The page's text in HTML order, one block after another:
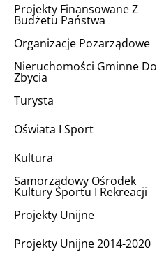
Projekty Finansowane Z
Budżetu Państwa
Organizacje Pozarządowe
Nieruchomości Gminne Do
Zbycia
Turysta
Oświata I Sport
Kultura
Samorządowy Ośrodek
Kultury Sportu I Rekreacji
Projekty Unijne
Projekty Unijne 2014-2020